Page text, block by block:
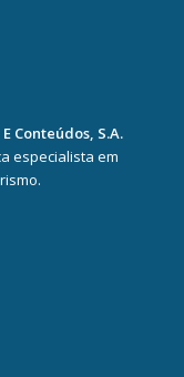
Conteúdos, S.A.
especialista em